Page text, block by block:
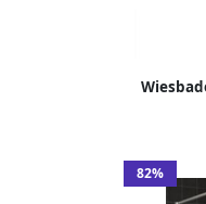
Flens
82%